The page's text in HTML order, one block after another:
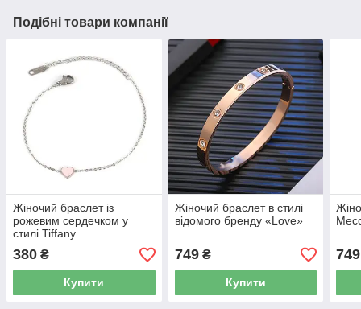
Подібні товари компанії
Жіночий браслет із
рожевим сердечком у
стилі Tiffany
380 ₴
Купити
Жіночий браслет в стилі
відомого бренду «Love»
749₴
Купити
749